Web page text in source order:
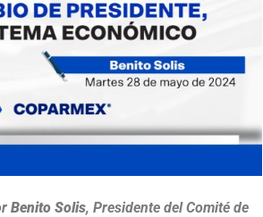
Benito Solis, Presidente del Comité de